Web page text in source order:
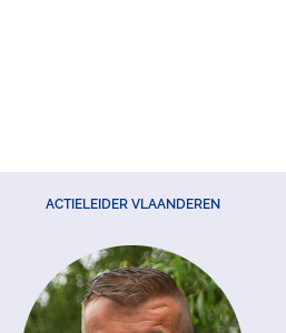
ACTIELEIDER VLAANDEREN